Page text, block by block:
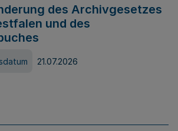
des Archivgesetzes
und des
21.07.2026